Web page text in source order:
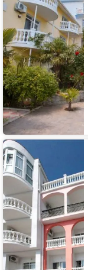
Гостиница
Санта
Барбара